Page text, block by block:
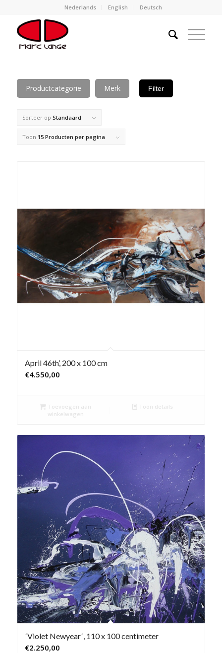
Nederlands English Deutsch
Productcategorie Merk Filter
Sorteer op Standaard
Toon 15 Producten per pagina
April 46th’, 200 x 100 cm
€4.550,00
Toevoegen aan
winkelwagen
Toon details
´Violet Newyear´, 110 x 100 centimeter
€2.250,00